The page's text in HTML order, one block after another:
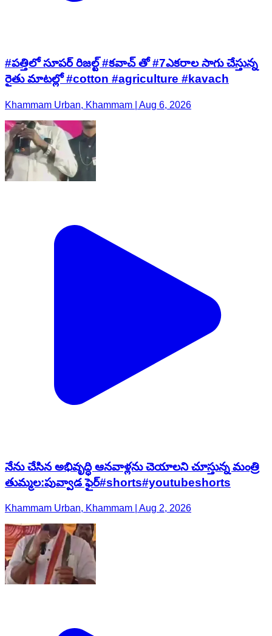
#పత్తిలో సూపర్ రిజల్ట్ #కవాచ్ తో #7ఎకరాల సాగు చేస్తున్న
రైతు మాటల్లో #cotton #agriculture #kavach
Khammam Urban, Khammam | Aug 6, 2026
నేను చేసిన అభివృద్ధి ఆనవాళ్లను చెయాలని చూస్తున్న మంత్రి
తుమ్మల:పువ్వాడ ఫైర్#shorts#youtubeshorts
Khammam Urban, Khammam | Aug 2, 2026